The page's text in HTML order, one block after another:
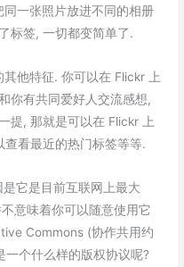
同一张照片放进不同的相册
标签, 一切都变简单了.
他特征. 你可以在 Flickr 上
你有共同爱好人交流感想,
提, 那就是可以在 Flickr 上
看最近的热门标签等等.
它是目前互联网上最大
意味着你可以随意使用它
Commons (协作共用约
个什么样的版权协议呢?